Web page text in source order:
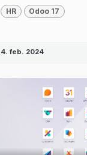
HR Odoo 17
4. feb. 2024